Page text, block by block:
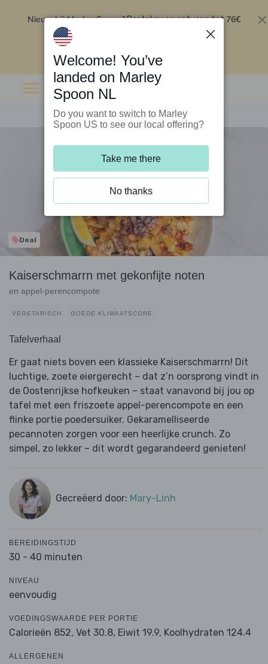
Nieuw bij Marley Spoon?Bestel nu en ontvang tot 76€
Deal
Kaiserschmarrn met gekonfijte noten
en appel-perencompote
VEGETARISCH GOEDE KLIMAATSCORE
Tafelverhaal
Er gaat niets boven een klassieke Kaiserschmarrn! Dit
luchtige, zoete eiergerecht – dat z’n oorsprong vindt in
de Oostenrijkse hofkeuken – staat vanavond bij jou op
tafel met een friszoete appel-perencompote en een
flinke portie poedersuiker. Gekaramelliseerde
pecannoten zorgen voor een heerlijke crunch. Zo
simpel, zo lekker – dit wordt gegarandeerd genieten!
Gecreëerd door: Mary-Linh
BEREIDINGSTIJD
30 - 40 minuten
NIVEAU
eenvoudig
VOEDINGSWAARDE PER PORTIE
Calorieën 852, Vet 30.8, Eiwit 19.9, Koolhydraten 124.4
ALLERGENEN
Welcome! You’ve
landed on Marley
Spoon NL
Do you want to switch to Marley
Spoon US to see our local offering?
Take me there
No thanks